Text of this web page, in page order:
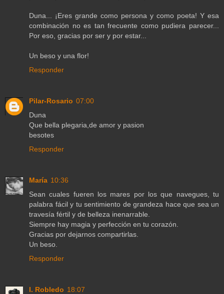
Duna... ¡Eres grande como persona y como poeta! Y esa
combinación no es tan frecuente como pudiera parecer...
Por eso, gracias por ser y por estar...
Un beso y una flor!
Responder
Pilar-Rosario 07:00
Duna
Que bella plegaria,de amor y pasion
besotes
Responder
María 10:36
Sean cuales fueren los mares por los que navegues, tu
palabra fácil y tu sentimiento de grandeza hace que sea un
travesía fértil y de belleza inenarrable.
Siempre hay magia y perfección en tu corazón.
Gracias por dejarnos compartirlas.
Un beso.
Responder
I. Robledo 18:07